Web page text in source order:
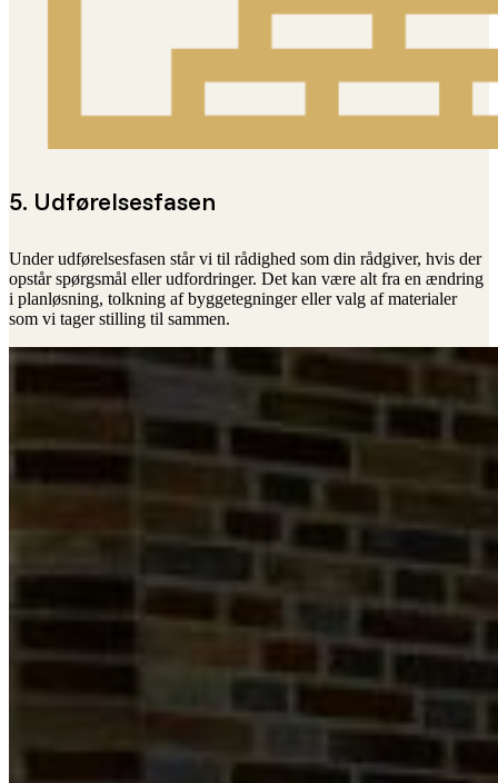
5. Udførelsesfasen
Under udførelsesfasen står vi til rådighed som din rådgiver, hvis der
opstår spørgsmål eller udfordringer. Det kan være alt fra en ændring
i planløsning, tolkning af byggetegninger eller valg af materialer
som vi tager stilling til sammen.